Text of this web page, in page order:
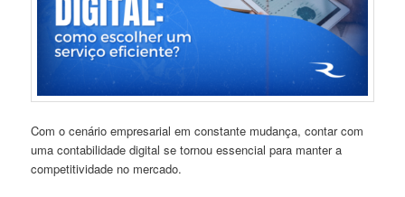
Com o cenário empresarial em constante mudança, contar com
uma contabilidade digital se tornou essencial para manter a
competitividade no mercado.